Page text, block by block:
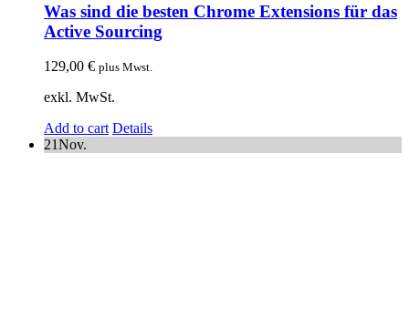
Was sind die besten Chrome Extensions für das
Active Sourcing
129,00 € plus Mwst.
exkl. MwSt.
Add to cart Details
21Nov.